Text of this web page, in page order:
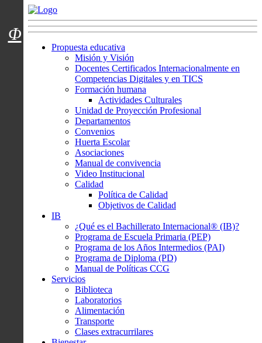
Menú usuarios
Propuesta educativa
Misión y Visión
Docentes Certificados Internacionalmente en
Competencias Digitales y en TICS
Formación humana
Actividades Culturales
Unidad de Proyección Profesional
Departamentos
Convenios
Huerta Escolar
Asociaciones
Manual de convivencia
Video Institucional
Calidad
Política de Calidad
Objetivos de Calidad
IB
¿Qué es el Bachillerato Internacional® (IB)?
Programa de Escuela Primaria (PEP)
Programa de los Años Intermedios (PAI)
Programa de Diploma (PD)
Manual de Políticas CCG
Servicios
Biblioteca
Laboratorios
Alimentación
Transporte
Clases extracurrilares
Φ